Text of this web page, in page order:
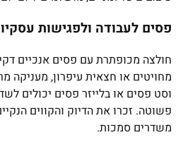
פסים לעבודה ולפגישות
חולצה מכופתרת עם פסים אנכיים
מחויטים או חצאית עיפרון, מעניקה
וסט פסים או בלייזר פסים יכולים
פשוטה. זכרו את הדיוק והקווים
משדרים סמכות.